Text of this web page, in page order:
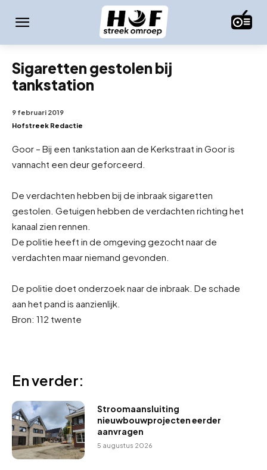
Sigaretten gestolen bij
tankstation
9 februari 2019
Hofstreek Redactie
Goor – Bij een tankstation aan de Kerkstraat in Goor is
vannacht een deur geforceerd.
De verdachten hebben bij de inbraak sigaretten
gestolen. Getuigen hebben de verdachten richting het
kanaal zien rennen.
De politie heeft in de omgeving gezocht naar de
verdachten maar niemand gevonden.
De politie doet onderzoek naar de inbraak. De schade
aan het pand is aanzienlijk.
Bron: 112 twente
En verder:
Stroomaansluiting
nieuwbouwprojecten eerder
aanvragen
5 augustus 2026